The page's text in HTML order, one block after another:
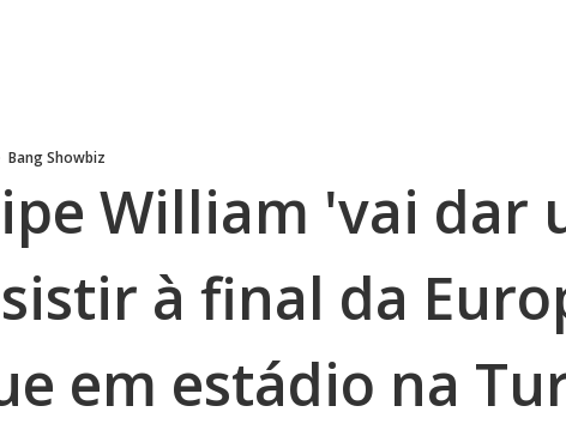
Bang Showbiz
William 'vai dar
à final da
em estádio na